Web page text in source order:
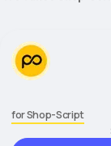
Промо-иконки
Иконка/
Заголовок
Текст для
Ссылка для
for Shop-Script